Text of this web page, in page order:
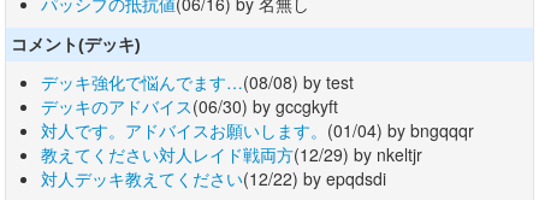
コメント(デッキ)
デッキ強化で悩んでます…(08/08) by test
デッキのアドバイス(06/30) by gccgkyft
対人です。アドバイスお願いします。 (01/04) by bngqqqr
教えてください対人レイド戦両方(12/29) by nkeltjr
対人デッキ教えてください(12/22) by epqdsdi